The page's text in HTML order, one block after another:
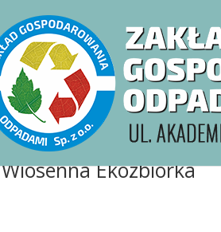
Wiosenna Ekozbiórka